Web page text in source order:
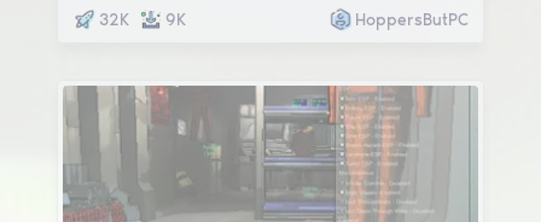
32K 9K HoppersButPC